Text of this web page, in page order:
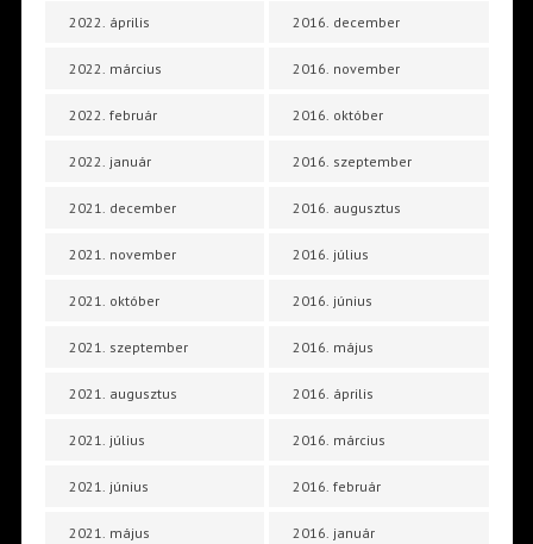
2022. április
2022. március
2022. február
2022. január
2021. december
2021. november
2021. október
2021. szeptember
2021. augusztus
2021. július
2021. június
2021. május
2016. december
2016. november
2016. október
2016. szeptember
2016. augusztus
2016. július
2016. június
2016. május
2016. április
2016. március
2016. február
2016. január